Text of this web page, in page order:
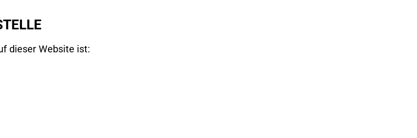
dieser Website ist: